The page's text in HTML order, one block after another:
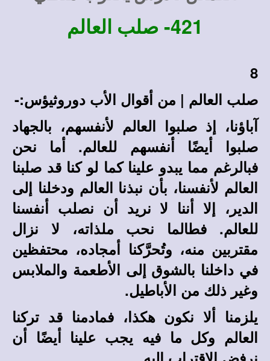
421- صلب العالم
8
صلب العالم | من أقوال الأب دوروثيؤس:-
آباؤنا، إذ صلبوا العالم لأنفسهم، بالجهاد
صلبوا أيضًا أنفسهم للعالم. أما نحن
فبالرغم مما يبدو علينا كما لو كنا قد صلبنا
العالم لأنفسنا، بأن نبذنا العالم ودخلنا إلى
الدير، إلا أننا لا نريد أن نصلب أنفسنا
للعالم. فطالما نحب ملذاته، لا نزال
مقتربين منه، وتُحرَّكنا أمجاده، محتفظين
في داخلنا بالشوق إلى الأطعمة والملابس
وغير ذلك من الأباطيل.
يلزمنا ألا نكون هكذا، فمادمنا قد تركنا
العالم وكل ما فيه يجب علينا أيضًا أن